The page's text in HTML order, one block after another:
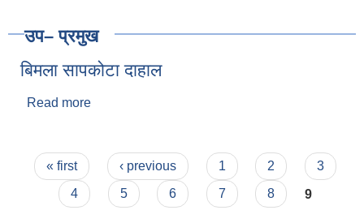
उप– प्रमुख
बिमला सापकोटा दाहाल
Read more
Pages
« first ‹ previous 1 2
3
4
5 6 7 8 9